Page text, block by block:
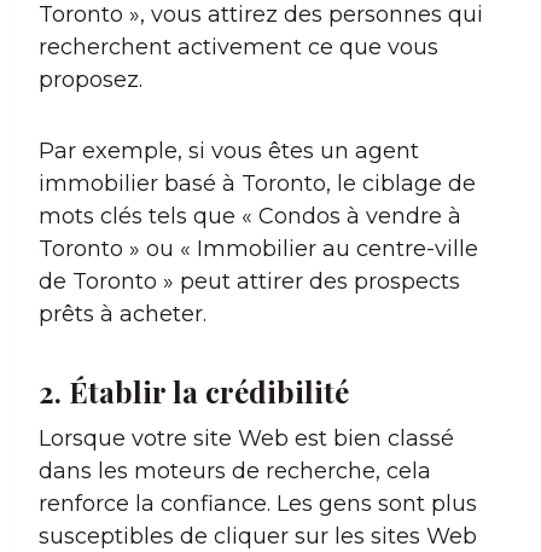
Toronto », vous attirez des personnes qui
recherchent activement ce que vous
proposez.
Par exemple, si vous êtes un agent
immobilier basé à Toronto, le ciblage de
mots clés tels que « Condos à vendre à
Toronto » ou « Immobilier au centre-ville
de Toronto » peut attirer des prospects
prêts à acheter.
2. Établir la crédibilité
Lorsque votre site Web est bien classé
dans les moteurs de recherche, cela
renforce la confiance. Les gens sont plus
susceptibles de cliquer sur les sites Web